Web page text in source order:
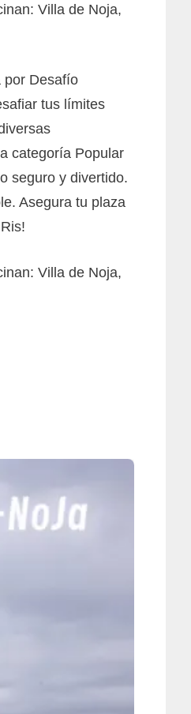
Villa de Noja,
por Desafío
tus límites
categoría Popular
seguro y divertido.
Asegura tu plaza
Villa de Noja,